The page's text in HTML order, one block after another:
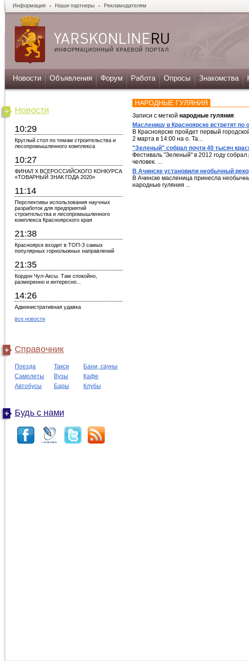
Информация Наши партнеры Рекламодателям
Новости Объявления Форум Работа Опросы Знакомства
Новости
10:29
Круглый стол по темам строительства и
лесопромышленного комплекса
10:27
ФИНАЛ X ВСЕРОССИЙСКОГО КОНКУРСА
«ТОВАРНЫЙ ЗНАК ГОДА 2020»
11:14
Перспективы использования научных
разработок для предприятий
строительства и лесопромышленного
комплекса Красноярского края
21:38
Красноярск входит в ТОП-3 самых
популярных горнолыжных направлений
21:35
Кордон Чул-Аксы. Там спокойно,
размеренно и интересно...
14:26
Административная удавка
все новости
Справочник
Поезда Такси
Бани, сауны
Самолеты
Вузы
Кафе
Автобусы
Бары Клубы
Будь с нами
НАРОДНЫЕ ГУЛЯНИЯ
Записи с меткой народные гуляния
Масленицу в Красноярске встретят по
В Красноярске пройдет первый
2 марта в 14:00 на о. Та...
"Зеленый" собрал почти 40 тысяч
Фестиваль "Зеленый" в 2012 году собрал
человек. ...
В Ачинске установили необычный
В Ачинске масленица принесла
народные гуляния ...